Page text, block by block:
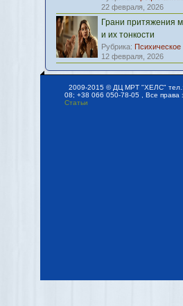
22 февраля, 2026
Грани притяжения
и их тонкости
Рубрика: Психическое
12 февраля, 2026
2009-2015 © ДЦ МРТ "ХЕЛС"
08; +38 066 050-78-05 , Все права
Статьи